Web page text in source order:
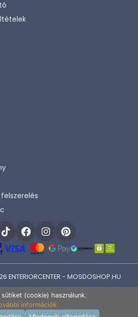
raktáron
- MOSDOSHOP.HU
sütiket (cookie) használunk.
információk